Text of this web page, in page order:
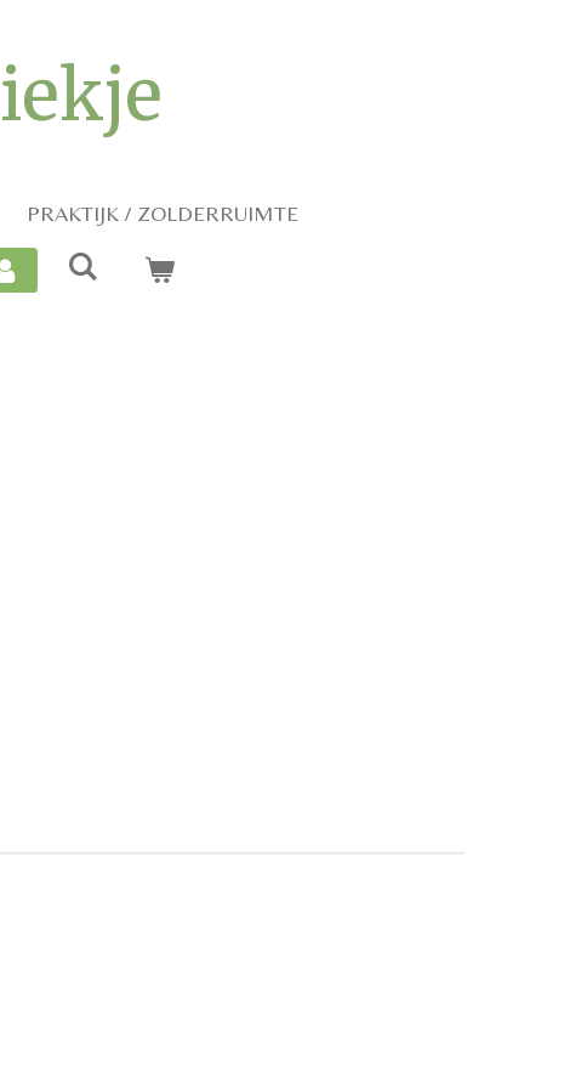
PRAKTIJK / ZOLDERRUIMTE